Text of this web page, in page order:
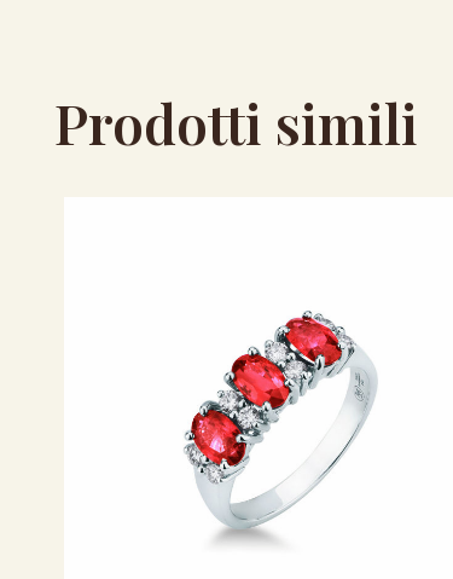
Prodotti simili